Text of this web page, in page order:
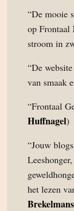
“De mooie
op Frontaal
stroom in
“De website
van smaak
“Frontaal
Huffnagel)
“Jouw
het lezen
Brekelmans